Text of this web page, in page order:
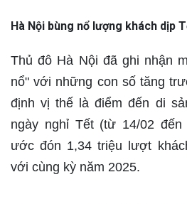
Hà Nội bùng nổ lượng khách dịp
Thủ đô Hà Nội đã ghi nhận
nổ" với những con số tăng
định vị thế là điểm đến di
ngày nghỉ Tết (từ 14/02 đến
ước đón 1,34 triệu lượt
với cùng kỳ năm 2025.